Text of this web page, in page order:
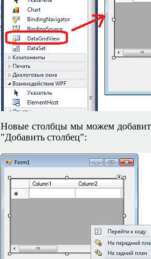
Новые столбцы мы можем
"Добавить столбец":